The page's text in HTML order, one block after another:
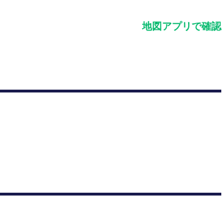
地図アプリで確認